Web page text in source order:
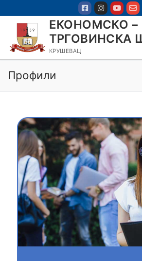
ЕКОНОМСКО –
ТРГОВИНСКА
КРУШЕВАЦ
Профили